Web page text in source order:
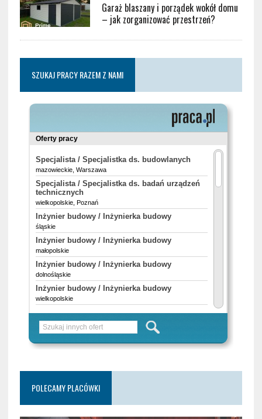
Garaż blaszany i porządek wokół domu
– jak zorganizować przestrzeń?
SZUKAJ PRACY RAZEM Z NAMI
POLECAMY PLACÓWKI